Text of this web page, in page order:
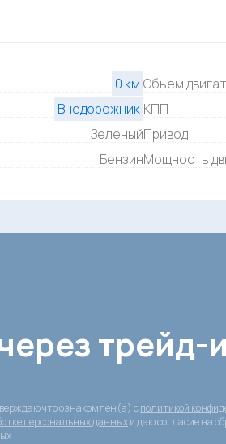
0 км
Внедорожник
Зеленый
Бензин
Объем
КПП
Привод
Мощность
трейд-
что ознакомлен(а) сполитикой
персональных данныхи даю согласие на